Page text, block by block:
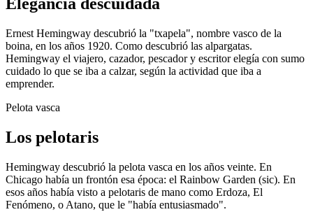
Elegancia descuidada
Ernest Hemingway descubrió la "txapela", nombre vasco de la
boina, en los años 1920. Como descubrió las alpargatas.
Hemingway el viajero, cazador, pescador y escritor elegía con sumo
cuidado lo que se iba a calzar, según la actividad que iba a
emprender.
Pelota vasca
Los pelotaris
Hemingway descubrió la pelota vasca en los años veinte. En
Chicago había un frontón esa época: el Rainbow Garden (sic). En
esos años había visto a pelotaris de mano como Erdoza, El
Fenómeno, o Atano, que le "había entusiasmado".